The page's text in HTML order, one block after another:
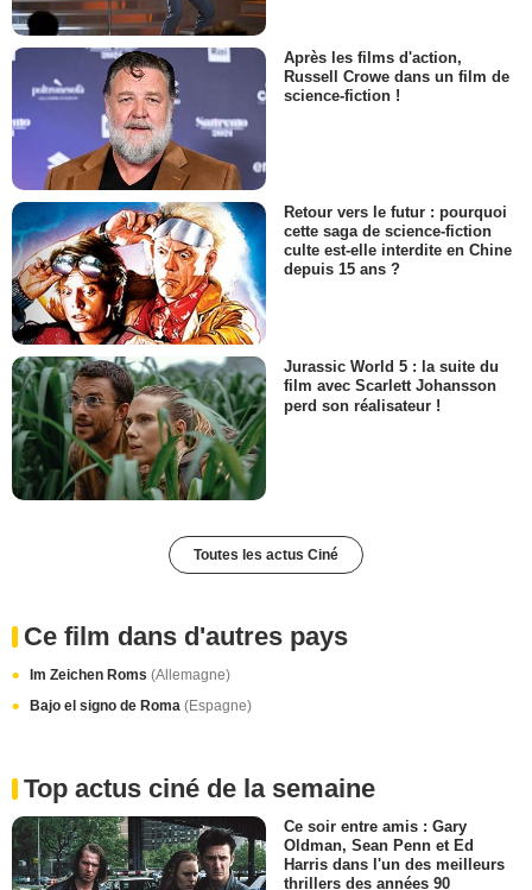
Après les films d'action,
Russell Crowe dans un film de
science-fiction !
Retour vers le futur : pourquoi
cette saga de science-fiction
culte est-elle interdite en Chine
depuis 15 ans ?
Jurassic World 5 : la suite du
film avec Scarlett Johansson
perd son réalisateur !
Toutes les actus Ciné
Ce film dans d'autres pays
Im Zeichen Roms (Allemagne)
Bajo el signo de Roma (Espagne)
Top actus ciné de la semaine
Ce soir entre amis : Gary
Oldman, Sean Penn et Ed
Harris dans l'un des meilleurs
thrillers des années 90